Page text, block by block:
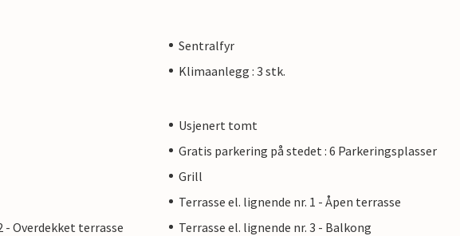
Sentralfyr
Klimaanlegg : 3 stk.
Usjenert tomt
Gratis parkering på stedet : 6 Parkeringsplasser
Grill
Terrasse el. lignende nr. 1 - Åpen terrasse
- Overdekket terrasse
Terrasse el. lignende nr. 3 - Balkong